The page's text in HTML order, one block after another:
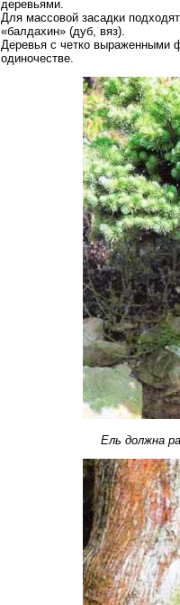
деревьями.
Для массовой засадки
«балдахин» (дуб, вяз).
Деревья с четко выраженными
одиночестве.
Ель должна